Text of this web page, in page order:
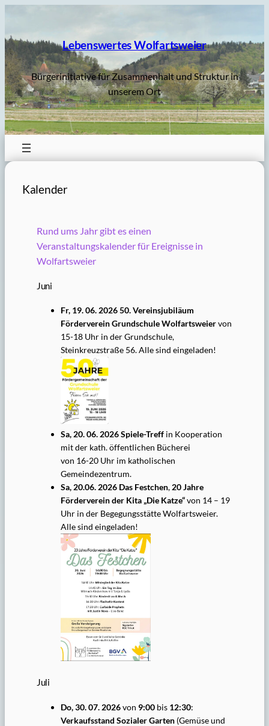
springen
Lebenswertes Wolfartsweier
Bürgerinitiative für Zusammenhalt und Struktur in
unserem Ort
Kalender
Rund ums Jahr gibt es einen
Veranstaltungskalender für Ereignisse in
Wolfartsweier
Juni
Fr, 19. 06. 2026 50. Vereinsjubiläum
Förderverein Grundschule Wolfartsweiervon
15-18 Uhr in der Grundschule,
Steinkreuzstraße 56. Alle sind eingeladen!
Sa, 20. 06. 2026 Spiele-Treff in Kooperation
mit der kath. öffentlichen Bücherei
von 16-20 Uhr im katholischen
Gemeindezentrum.
Sa, 20.06. 2026 Das Festchen,20 Jahre
Förderverein der Kita „Die Katze“von 14 – 19
Uhr in der Begegungsstätte Wolfartsweier.
Alle sind eingeladen!
Juli
Do, 30. 07. 2026von 9:00bis 12:30:
Verkaufsstand Sozialer Garten(Gemüse und